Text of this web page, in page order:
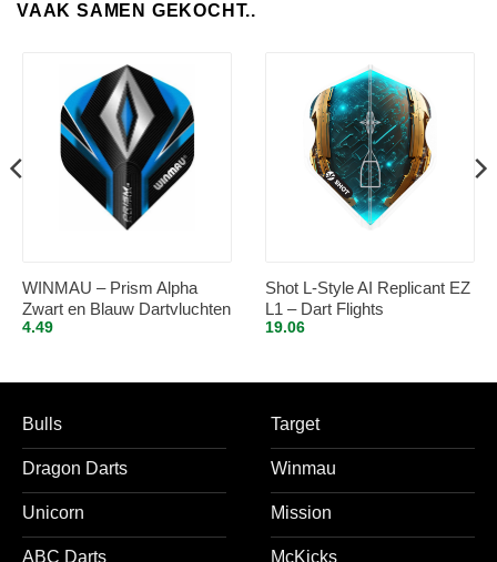
VAAK SAMEN GEKOCHT..
WINMAU – Prism Alpha
Zwart en Blauw Dartvluchten
– 1 set per pakket (3
4.49
Shot L-Style AI Replicant EZ
L1 – Dart Flights
19.06
Bulls
Dragon Darts
Unicorn
ABC Darts
Target
Winmau
Mission
McKicks